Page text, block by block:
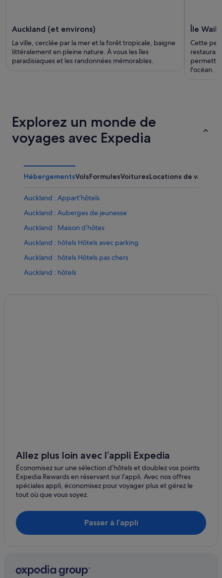
Auckland (et environs)
La ville, cerclée par la mer et la forêt tropicale, baigne
littéralement en pleine nature. À vous les îles
paradisiaques et les randonnées mémorables.
Île
Cette
l'océan.
Explorez un monde de
voyages avec Expedia
HébergementsVolsFormulesVoituresLocations de
Auckland : Appart’hôtels
Auckland : Auberges de jeunesse
Auckland : Maison d’hôtes
Auckland : hôtels Hôtels avec parking
Auckland : hôtels Hôtels pas chers
Auckland : hôtels
Karekare : hôtels Hôtels-boutiques
Karekare : hôtels
Karekare : Complexes hôteliers
Kaukapakapa : Hôtels capsule
Okiwi : hôtels
Omaha : hôtels Hôtels de plage
Pakiri : hôtels Hôtels pas chers
Allez plus loin avec l’appli Expedia
Économisez sur une sélection d’hôtels et doublez vos points
Expedia Rewards en réservant sur l’appli. Avec nos offres
spéciales appli, économisez pour voyager plus et gérez le
tout où que vous soyez.
Passer à l’appli